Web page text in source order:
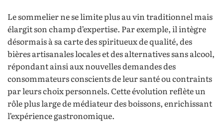
Le sommelier ne se limite plus au vin traditionnel mais
élargit son champ d’expertise. Par exemple, il intègre
désormais à sa carte des spiritueux de qualité, des
bières artisanales locales et des alternatives sans alcool,
répondant ainsi aux nouvelles demandes des
consommateurs conscients de leur santé ou contraints
par leurs choix personnels. Cette évolution reflète un
rôle plus large de médiateur des boissons, enrichissant
l’expérience gastronomique.